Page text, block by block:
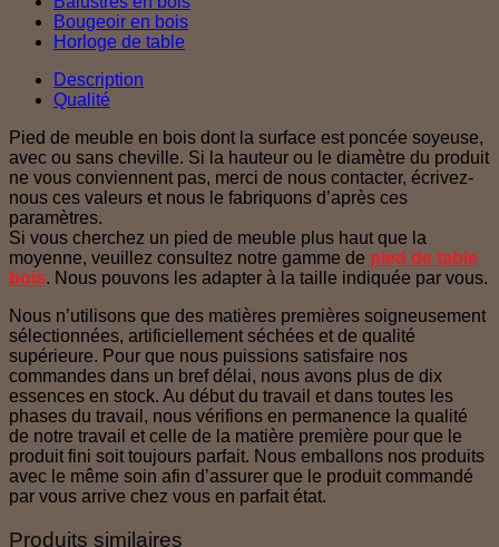
Bougeoir en bois
Horloge de table
Description
Qualité
Pied de meuble en bois dont la surface est poncée soyeuse,
avec ou sans cheville. Si la hauteur ou le diamètre du produit
ne vous conviennent pas, merci de nous contacter, écrivez-
nous ces valeurs et nous le fabriquons d’après ces
paramètres.
Si vous cherchez un pied de meuble plus haut que la
moyenne, veuillez consultez notre gamme de pied de table
bois. Nous pouvons les adapter à la taille indiquée par vous.
Nous n’utilisons que des matières premières soigneusement
sélectionnées, artificiellement séchées et de qualité
supérieure. Pour que nous puissions satisfaire nos
commandes dans un bref délai, nous avons plus de dix
essences en stock. Au début du travail et dans toutes les
phases du travail, nous vérifions en permanence la qualité
de notre travail et celle de la matière première pour que le
produit fini soit toujours parfait. Nous emballons nos produits
avec le même soin afin d’assurer que le produit commandé
par vous arrive chez vous en parfait état.
Produits similaires